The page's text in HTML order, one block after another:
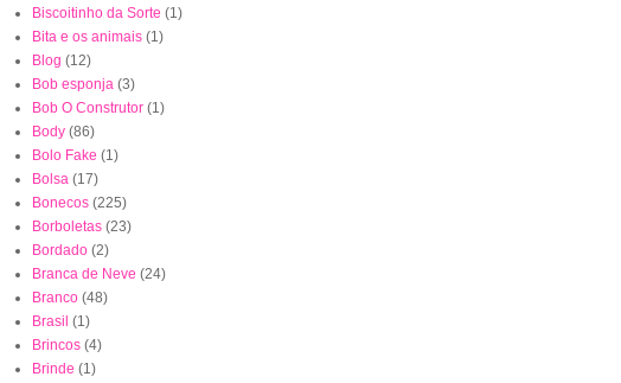
Biscoitinho da Sorte (1)
Bita e os animais (1)
Blog (12)
Bob esponja (3)
Bob O Construtor (1)
Body (86)
Bolo Fake (1)
Bolsa (17)
Bonecos (225)
Borboletas (23)
Bordado (2)
Branca de Neve (24)
Branco (48)
Brasil (1)
Brincos (4)
Brinde (1)